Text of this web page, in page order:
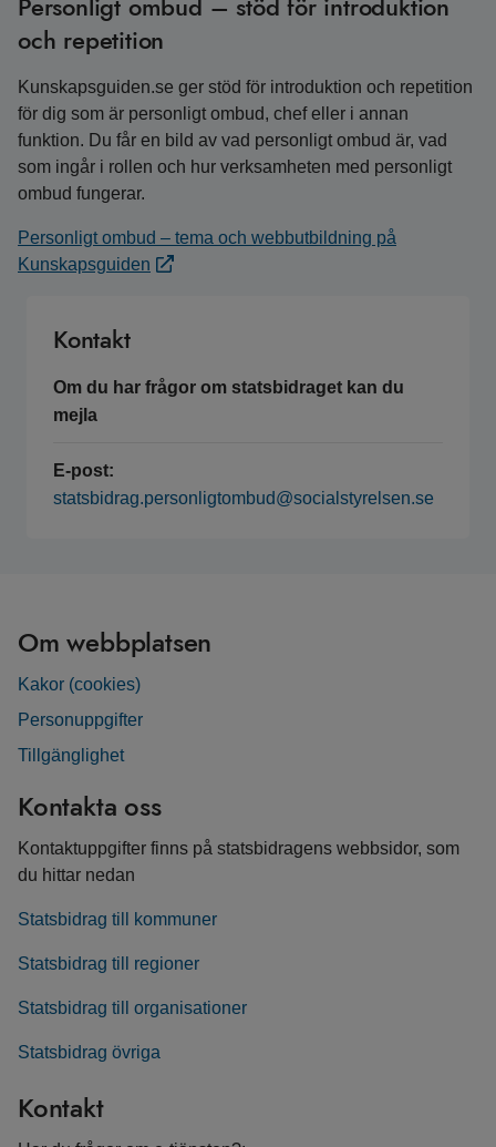
och repetition
Kunskapsguiden.se ger stöd för introduktion och repetition
för dig som är personligt ombud, chef eller i annan
funktion. Du får en bild av vad personligt ombud är, vad
som ingår i rollen och hur verksamheten med personligt
ombud fungerar.
Personligt ombud – tema och webbutbildning på
Kunskapsguiden
Kontakt
Om du har frågor om statsbidraget kan du
mejla
E-post:
statsbidrag.personligtombud@socialstyrelsen.se
Om webbplatsen
Kakor (cookies)
Personuppgifter
Tillgänglighet
Kontakta oss
Kontaktuppgifter finns på statsbidragens webbsidor, som
du hittar nedan
Statsbidrag till kommuner
Statsbidrag till regioner
Statsbidrag till organisationer
Statsbidrag övriga
Kontakt